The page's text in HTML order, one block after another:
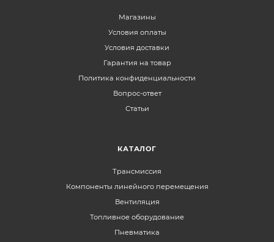
Магазины
Условия оплаты
Условия доставки
Гарантия на товар
Политика конфиденциальности
Вопрос-ответ
Статьи
КАТАЛОГ
Трансмиссия
Компоненты линейного перемещения
Вентиляция
Топливное оборудование
Пневматика